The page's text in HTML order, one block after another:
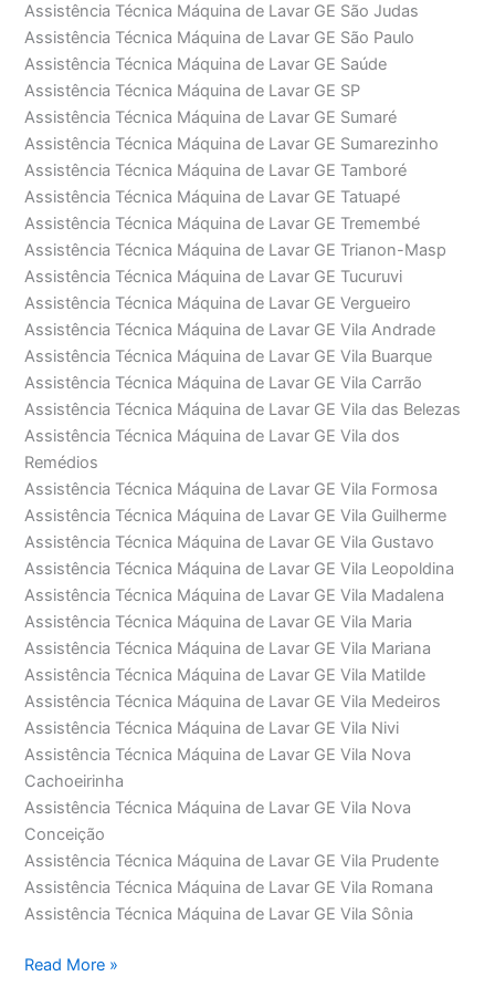
Assistência Técnica Máquina de Lavar GE São Judas
Assistência Técnica Máquina de Lavar GE São Paulo
Assistência Técnica Máquina de Lavar GE Saúde
Assistência Técnica Máquina de Lavar GE SP
Assistência Técnica Máquina de Lavar GE Sumaré
Assistência Técnica Máquina de Lavar GE Sumarezinho
Assistência Técnica Máquina de Lavar GE Tamboré
Assistência Técnica Máquina de Lavar GE Tatuapé
Assistência Técnica Máquina de Lavar GE Tremembé
Assistência Técnica Máquina de Lavar GE Trianon-Masp
Assistência Técnica Máquina de Lavar GE Tucuruvi
Assistência Técnica Máquina de Lavar GE Vergueiro
Assistência Técnica Máquina de Lavar GE Vila Andrade
Assistência Técnica Máquina de Lavar GE Vila Buarque
Assistência Técnica Máquina de Lavar GE Vila Carrão
Assistência Técnica Máquina de Lavar GE Vila das Belezas
Assistência Técnica Máquina de Lavar GE Vila dos
Remédios
Assistência Técnica Máquina de Lavar GE Vila Formosa
Assistência Técnica Máquina de Lavar GE Vila Guilherme
Assistência Técnica Máquina de Lavar GE Vila Gustavo
Assistência Técnica Máquina de Lavar GE Vila Leopoldina
Assistência Técnica Máquina de Lavar GE Vila Madalena
Assistência Técnica Máquina de Lavar GE Vila Maria
Assistência Técnica Máquina de Lavar GE Vila Mariana
Assistência Técnica Máquina de Lavar GE Vila Matilde
Assistência Técnica Máquina de Lavar GE Vila Medeiros
Assistência Técnica Máquina de Lavar GE Vila Nivi
Assistência Técnica Máquina de Lavar GE Vila Nova
Cachoeirinha
Assistência Técnica Máquina de Lavar GE Vila Nova
Conceição
Assistência Técnica Máquina de Lavar GE Vila Prudente
Assistência Técnica Máquina de Lavar GE Vila Romana
Assistência Técnica Máquina de Lavar GE Vila Sônia
Assistência
Read More »